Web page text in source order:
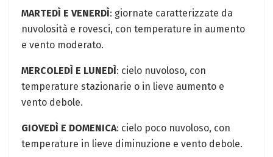
MARTEDÌ E VENERDÌ: giornate caratterizzate da
nuvolosità e rovesci, con temperature in aumento
e vento moderato.
MERCOLEDÌ E LUNEDÌ: cielo nuvoloso, con
temperature stazionarie o in lieve aumento e
vento debole.
GIOVEDÌ E DOMENICA: cielo poco nuvoloso, con
temperature in lieve diminuzione e vento debole.